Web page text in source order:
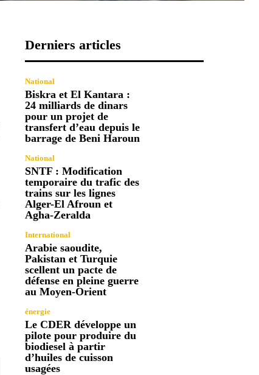
Derniers articles
National
Biskra et El Kantara :
24 milliards de dinars
pour un projet de
transfert d’eau depuis le
barrage de Beni Haroun
National
SNTF : Modification
temporaire du trafic des
trains sur les lignes
Alger-El Afroun et
Agha-Zeralda
International
Arabie saoudite,
Pakistan et Turquie
scellent un pacte de
défense en pleine guerre
au Moyen-Orient
énergie
Le CDER développe un
pilote pour produire du
biodiesel à partir
d’huiles de cuisson
usagées